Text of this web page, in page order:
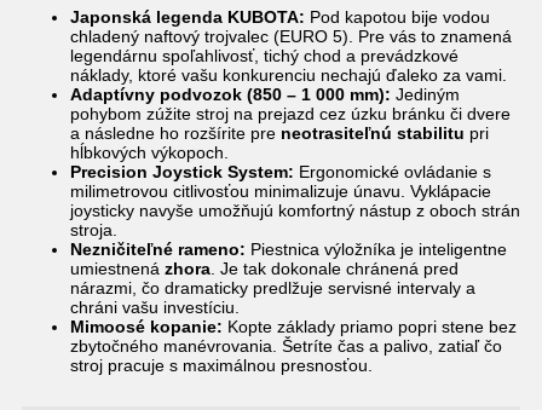
Japonská legenda KUBOTA: Pod kapotou bije vodou
chladený naftový trojvalec (EURO 5). Pre vás to znamená
legendárnu spoľahlivosť, tichý chod a prevádzkové
náklady, ktoré vašu konkurenciu nechajú ďaleko za vami.
Adaptívny podvozok (850 – 1 000 mm): Jediným
pohybom zúžite stroj na prejazd cez úzku bránku či dvere
a následne ho rozšírite pre neotrasiteľnú stabilitu pri
hĺbkových výkopoch.
Precision Joystick System: Ergonomické ovládanie s
milimetrovou citlivosťou minimalizuje únavu. Vyklápacie
joysticky navyše umožňujú komfortný nástup z oboch strán
stroja.
Nezničiteľné rameno: Piestnica výložníka je inteligentne
umiestnená zhora. Je tak dokonale chránená pred
nárazmi, čo dramaticky predlžuje servisné intervaly a
chráni vašu investíciu.
Mimoosé kopanie: Kopte základy priamo popri stene bez
zbytočného manévrovania. Šetríte čas a palivo, zatiaľ čo
stroj pracuje s maximálnou presnosťou.